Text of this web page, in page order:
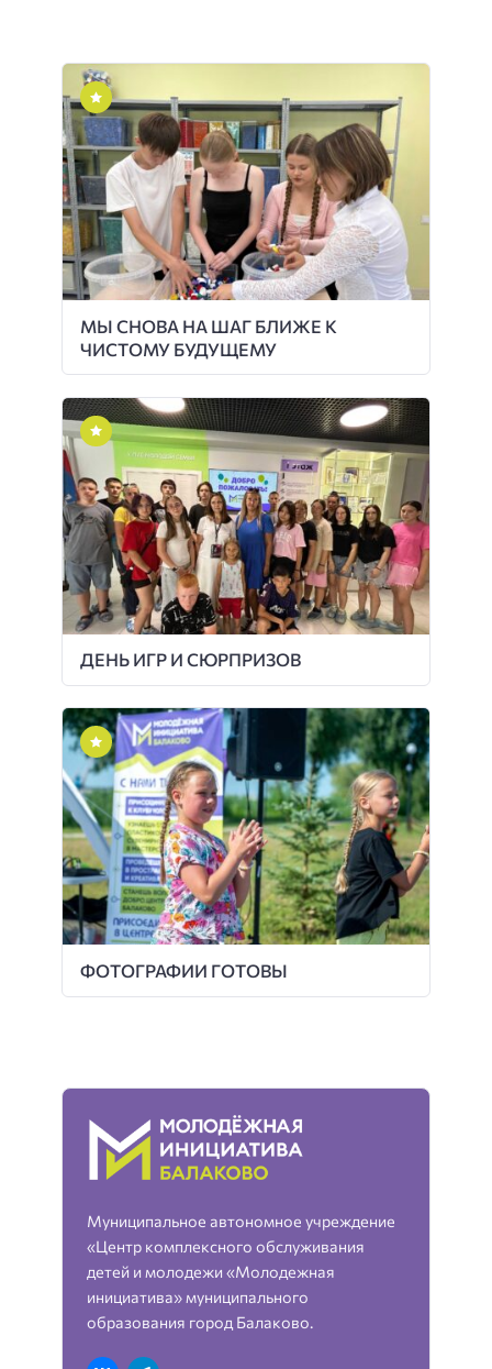
МЫ СНОВА НА ШАГ БЛИЖЕ К
ЧИСТОМУ БУДУЩЕМУ
ДЕНЬ ИГР И СЮРПРИЗОВ
ФОТОГРАФИИ ГОТОВЫ
Муниципальное автономное учреждение
«Центр комплексного обслуживания
детей и молодежи «Молодежная
инициатива» муниципального
образования город Балаково.